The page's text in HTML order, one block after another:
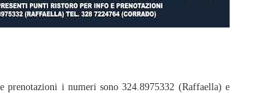
prenotazioni i numeri sono 324.8975332 (Raffaella) e